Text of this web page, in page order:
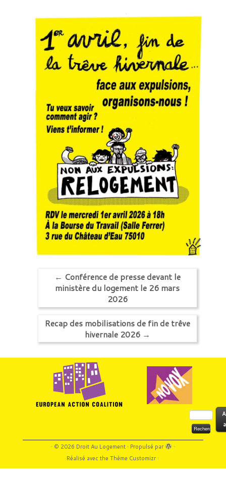
← Conférence de presse devant le
ministère du logement le 26 mars
2026
Recap des mobilisations de fin de trêve
hivernale 2026 →
Rechercher :
· © 2026 Droit Au Logement· Propulsé par
·
Réalisé avec theThème Customizr·